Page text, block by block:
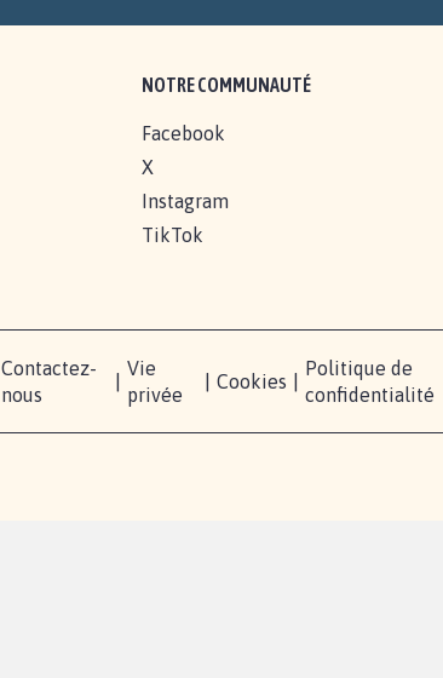
NOTRE COMMUNAUTÉ
Facebook
X
Instagram
TikTok
Contactez-
nous
Vie
privée
Cookies
Politique de
confidentialité